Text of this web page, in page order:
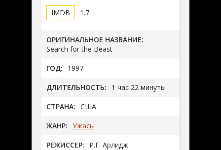
1.7
ОРИГИНАЛЬНОЕ НАЗВАНИЕ:
Search for the Beast
ГОД: 1997
ДЛИТЕЛЬНОСТЬ: 1 час 22 минуты
СТРАНА: США
ЖАНР: Ужасы
РЕЖИССЕР: Р.Г. Арлидж